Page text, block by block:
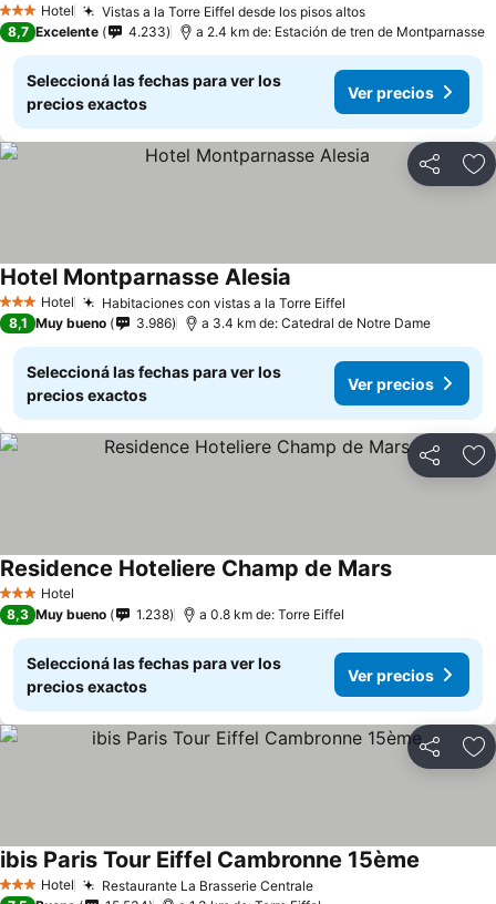
3 Estrellas
Hotel Vistas a la Torre Eiffel desde los pisos altosVer precios
8,7 Excelente 4.233 a 2.4 km de: Estación de tren de Montparnasse
Seleccioná las fechas para ver los
precios exactos
Ver precios
Compartir
3 Estrellas
Hotel Habitaciones con vistas a la Torre Eiffel
Hotel Montparnasse Alesia
8,1 Muy bueno 3.986 a 3.4 km de: Catedral de Notre Dame
Seleccioná las fechas para ver los
precios exactos
Ver precios
Compartir
3 Estrellas
Hotel
Residence Hoteliere Champ de MarsVer precios
8,3 Muy bueno 1.238 a 0.8 km de: Torre Eiffel
Seleccioná las fechas para ver los
precios exactos
Ver precios
Compartir
3 Estrellas
Hotel Restaurante La Brasserie CentraleVer precios
ibis Paris Tour Eiffel Cambronne 15ème